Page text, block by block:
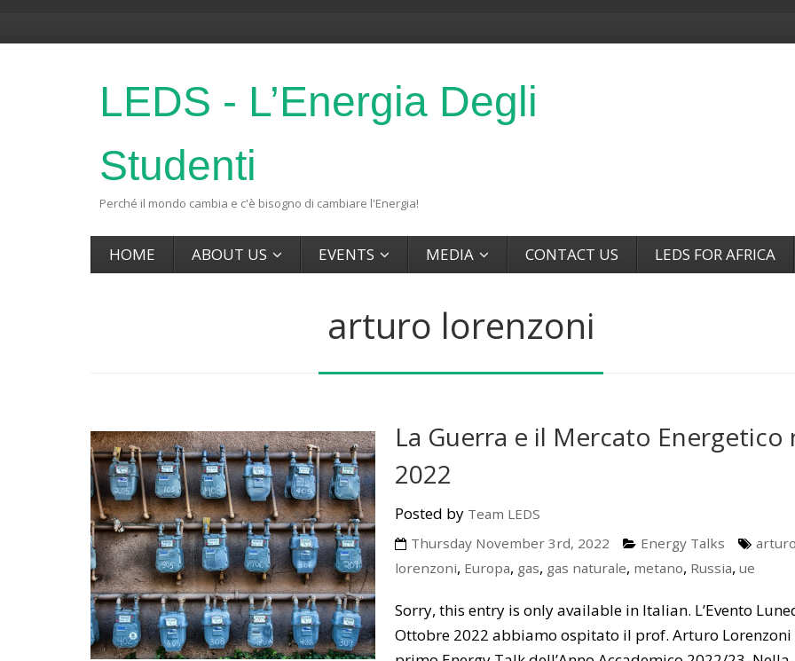
LEDS - L’Energia Degli
Studenti
Perché il mondo cambia e c'è bisogno di cambiare l'Energia!
HOME ABOUT US EVENTS MEDIA CONTACT US LEDS FOR AFRICA
arturo lorenzoni
La Guerra e il Mercato Energetico
2022
Posted by Team LEDS
Thursday November 3rd, 2022
Energy Talks
arturo
lorenzoni, Europa, gas, gas naturale, metano, Russia, ue
Sorry, this entry is only available in Italian. L’Evento
Ottobre 2022 abbiamo ospitato il prof. Arturo